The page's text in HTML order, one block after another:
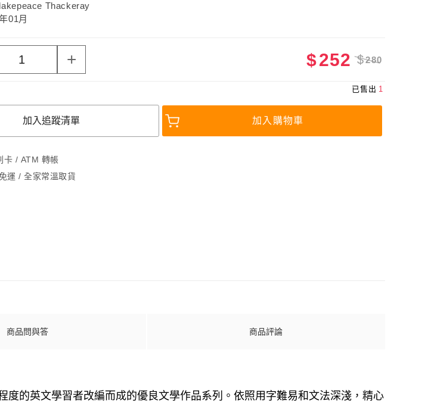
Thackeray
01月
+ $252 $280
已售出 1
加入追蹤清單 加入購物車
卡 / ATM 轉帳
運 / 全家常溫取貨
商品問與答 商品評論
的英文學習者改編而成的優良文學作品系列。依照用字難易和文法深淺，精心